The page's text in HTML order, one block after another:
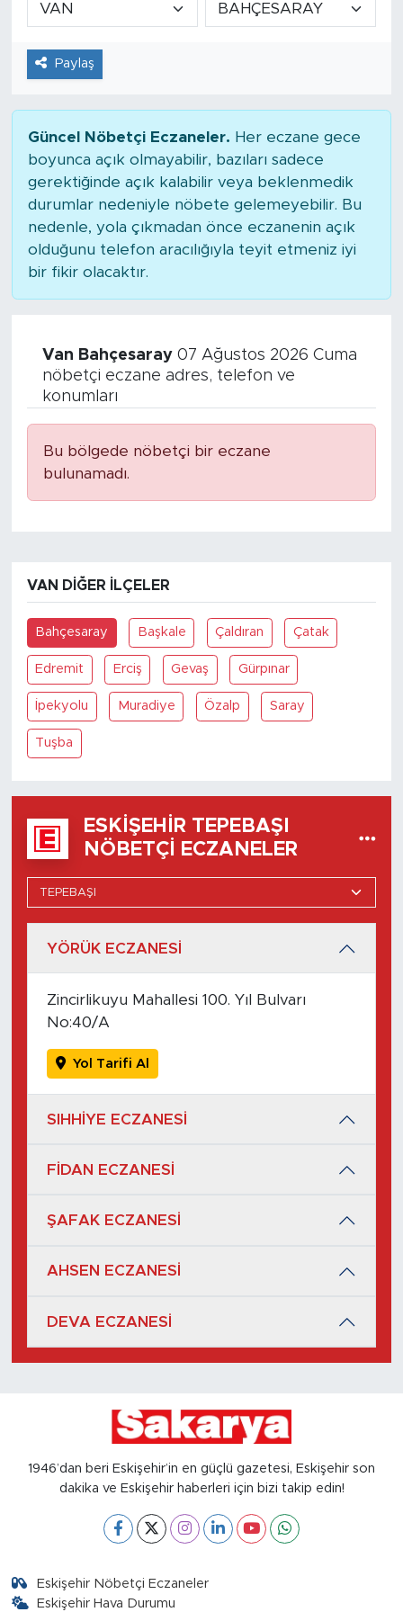
Paylaş
Güncel Nöbetçi Eczaneler. Her eczane gece
boyunca açık olmayabilir, bazıları sadece
gerektiğinde açık kalabilir veya beklenmedik
durumlar nedeniyle nöbete gelemeyebilir. Bu
nedenle, yola çıkmadan önce eczanenin açık
olduğunu telefon aracılığıyla teyit etmeniz iyi
bir fikir olacaktır.
Van Bahçesaray07 Ağustos 2026 Cuma
nöbetçi eczane adres, telefon ve
konumları
Bu bölgede nöbetçi bir eczane
bulunamadı.
VAN DIĞER İLÇELER
Bahçesaray Başkale Çaldıran Çatak
Edremit Erciş Gevaş Gürpınar
İpekyolu Muradiye Özalp Saray
Tuşba
ESKIŞEHIR TEPEBAŞI
NÖBETÇI ECZANELER
YÖRÜK ECZANESİ
Zincirlikuyu Mahallesi 100. Yıl Bulvarı
No:40/A
Yol Tarifi Al
SIHHİYE ECZANESİ
FİDAN ECZANESİ
ŞAFAK ECZANESİ
AHSEN ECZANESİ
DEVA ECZANESİ
1946’dan beri Eskişehir’in en güçlü gazetesi, Eskişehir son
dakika ve Eskişehir haberleri için bizi takip edin!
Eskişehir Nöbetçi Eczaneler
Eskişehir Hava Durumu
Tarihçe
Resmi İlanlar
Foto Şaka
Politika